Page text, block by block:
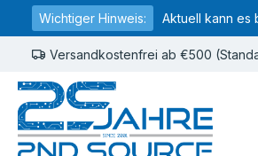
Zur Hauptnavigation
Wichtiger Hinweis: Aktuell kann es
Versandkostenfrei ab €500